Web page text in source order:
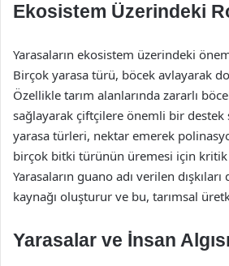
Ekosistem Üzerindeki
Yarasaların ekosistem üzerindeki
Birçok yarasa türü, böcek avlayarak
Özellikle tarım alanlarında zararlı
sağlayarak çiftçilere önemli bir destek
yarasa türleri, nektar emerek
birçok bitki türünün üremesi için
Yarasaların guano adı verilen
kaynağı oluşturur ve bu, tarımsal
Yarasalar ve İnsan Algısı